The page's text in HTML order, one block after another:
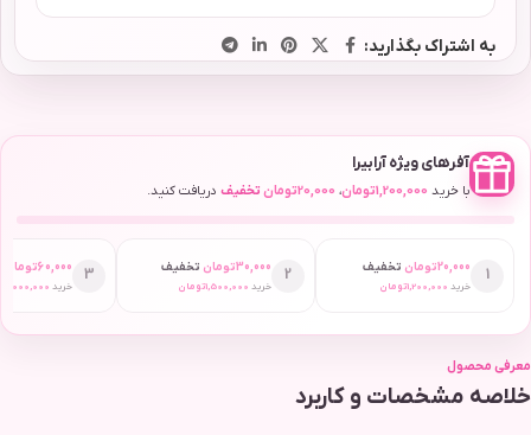
به اشتراک بگذارید:
آفرهای ویژه آرابیرا
با خرید 1,200,000تومان، 20,000تومان تخفیف دریافت کنید.
1
20,000تومان تخفیف
خرید 1,200,000تومان
2
30,000تومان تخفیف
خرید 1,500,000تومان
3
60,000تومان
خرید 2,000,000
معرفی محصول
خلاصه مشخصات و کاربرد